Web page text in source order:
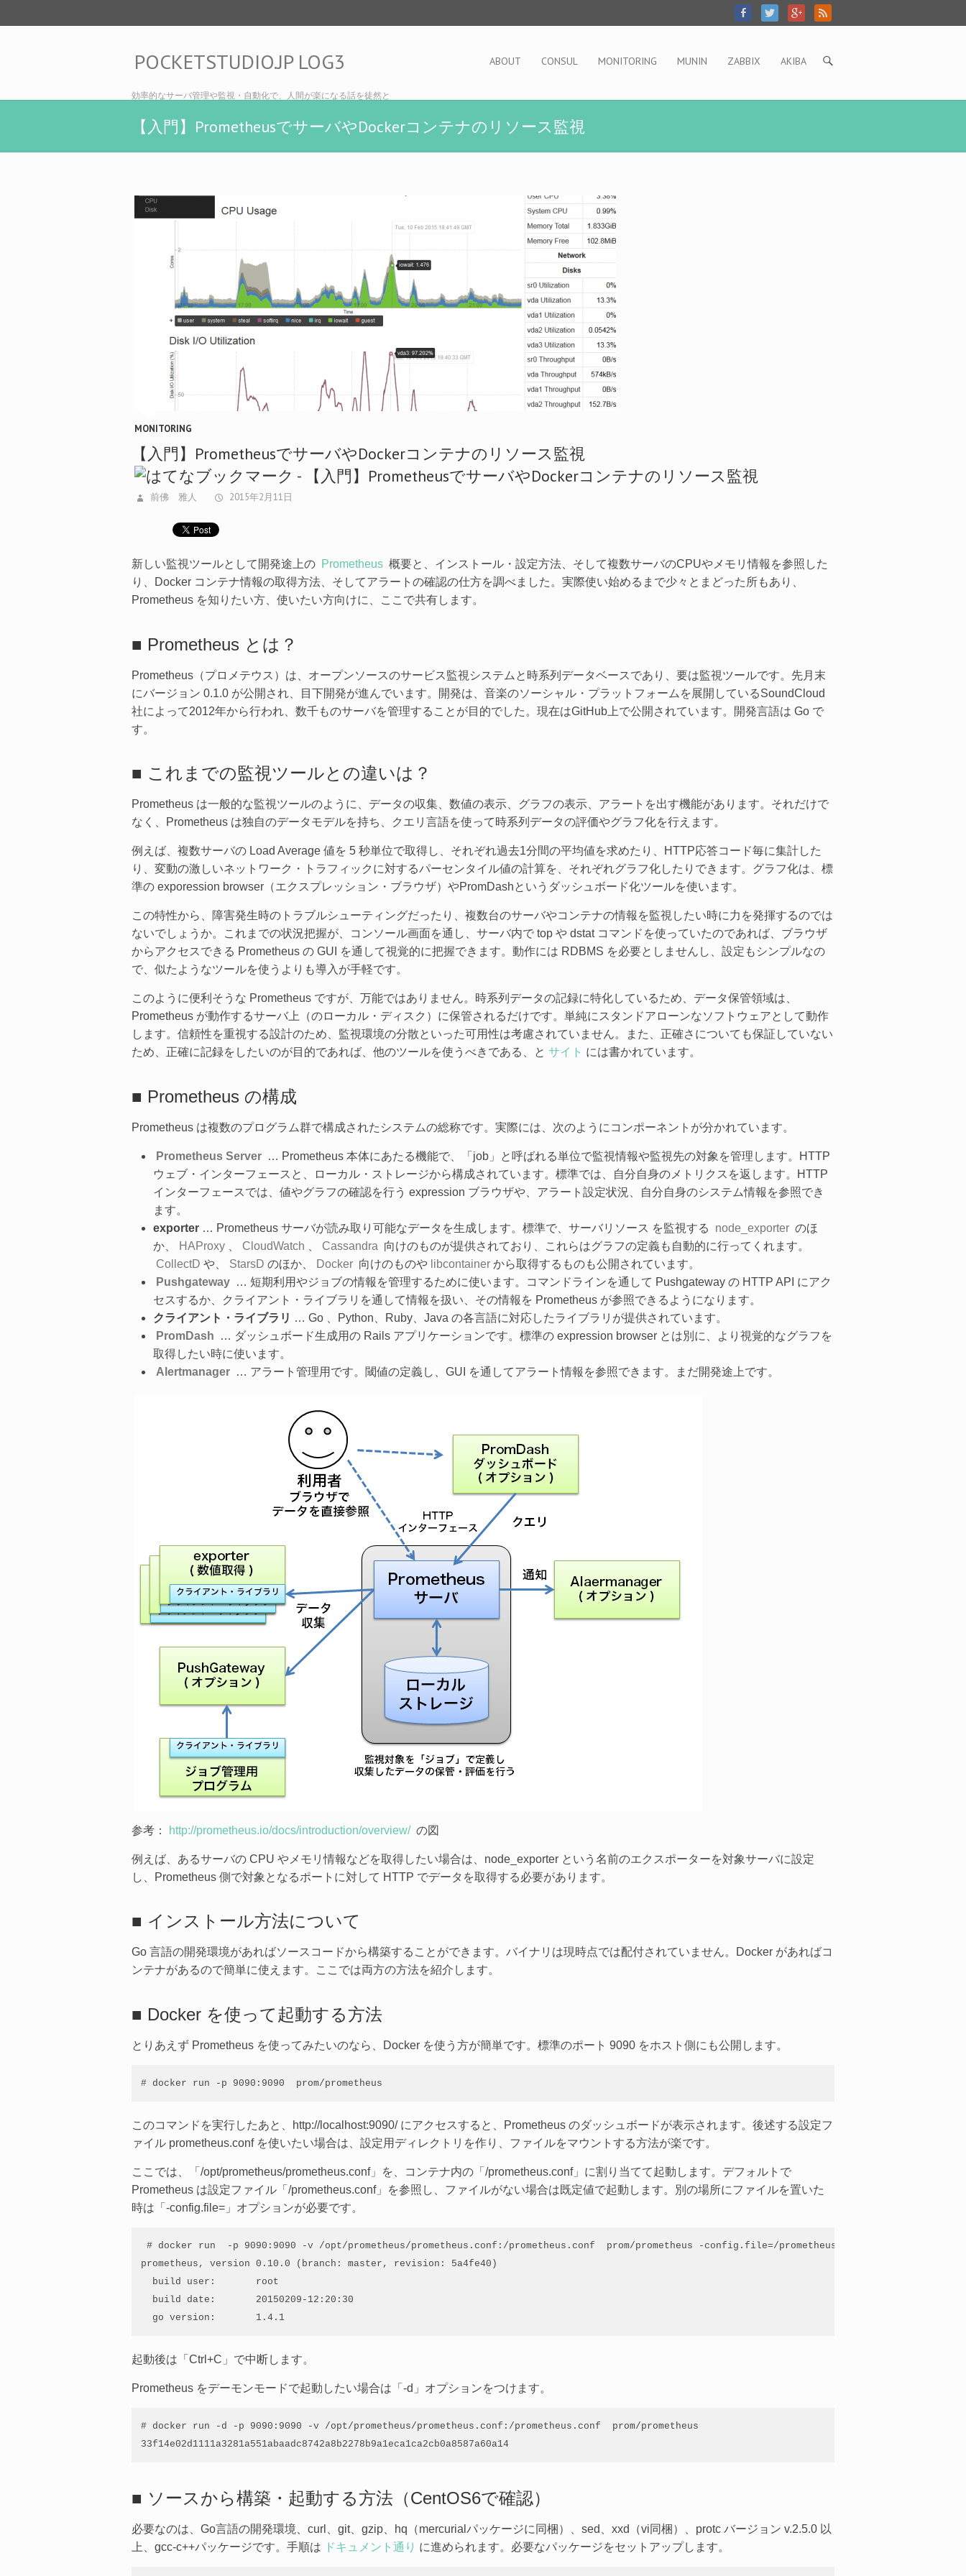
POCKETSTUDIO.JP LOG3
効率的なサーバ管理や監視・自動化で、人間が楽になる話を徒然と
ABOUT CONSUL MONITORING MUNIN ZABBIX AKIBA
【入門】PrometheusでサーバやDockerコンテナのリソース監視
MONITORING
【入門】PrometheusでサーバやDockerコンテナのリソース監視
前佛 雅人 2015年2月11日
新しい監視ツールとして開発途上の Prometheus 概要と、インストール・設定方法、そして複数サーバのCPUやメモリ情報を参照した
り、Docker コンテナ情報の取得方法、そしてアラートの確認の仕方を調べました。実際使い始めるまで少々とまどった所もあり、
Prometheus を知りたい方、使いたい方向けに、ここで共有します。
■ Prometheus とは？
Prometheus（プロメテウス）は、オープンソースのサービス監視システムと時系列データベースであり、要は監視ツールです。先月末
にバージョン 0.1.0 が公開され、目下開発が進んでいます。開発は、音楽のソーシャル・プラットフォームを展開しているSoundCloud
社によって2012年から行われ、数千ものサーバを管理することが目的でした。現在はGitHub上で公開されています。開発言語は Go で
す。
■ これまでの監視ツールとの違いは？
Prometheus は一般的な監視ツールのように、データの収集、数値の表示、グラフの表示、アラートを出す機能があります。それだけで
なく、Prometheus は独自のデータモデルを持ち、クエリ言語を使って時系列データの評価やグラフ化を行えます。
例えば、複数サーバの Load Average 値を 5 秒単位で取得し、それぞれ過去1分間の平均値を求めたり、HTTP応答コード毎に集計した
り、変動の激しいネットワーク・トラフィックに対するパーセンタイル値の計算を、それぞれグラフ化したりできます。グラフ化は、標
準の exporession browser（エクスプレッション・ブラウザ）やPromDashというダッシュボード化ツールを使います。
この特性から、障害発生時のトラブルシューティングだったり、複数台のサーバやコンテナの情報を監視したい時に力を発揮するのでは
ないでしょうか。これまでの状況把握が、コンソール画面を通し、サーバ内で top や dstat コマンドを使っていたのであれば、ブラウザ
からアクセスできる Prometheus の GUI を通して視覚的に把握できます。動作には RDBMS を必要としませんし、設定もシンプルなの
で、似たようなツールを使うよりも導入が手軽です。
このように便利そうな Prometheus ですが、万能ではありません。時系列データの記録に特化しているため、データ保管領域は、
Prometheus が動作するサーバ上（のローカル・ディスク）に保管されるだけです。単純にスタンドアローンなソフトウェアとして動作
します。信頼性を重視する設計のため、監視環境の分散といった可用性は考慮されていません。また、正確さについても保証していない
ため、正確に記録をしたいのが目的であれば、他のツールを使うべきである、と サイト には書かれています。
■ Prometheus の構成
Prometheus は複数のプログラム群で構成されたシステムの総称です。実際には、次のようにコンポーネントが分かれています。
Prometheus Server … Prometheus 本体にあたる機能で、「job」と呼ばれる単位で監視情報や監視先の対象を管理します。HTTP
ウェブ・インターフェースと、ローカル・ストレージから構成されています。標準では、自分自身のメトリクスを返します。HTTP
インターフェースでは、値やグラフの確認を行う expression ブラウザや、アラート設定状況、自分自身のシステム情報を参照でき
ます。
exporter … Prometheus サーバが読み取り可能なデータを生成します。標準で、サーバリソース を監視する node_exporter のほ
か、
HAProxy CloudWatch Cassandra 向けのものが提供されており、これらはグラフの定義も自動的に行ってくれます。
CollectD や、 StarsD のほか、 Docker 向けのものや libcontainer から取得するものも公開されています。
Pushgateway … 短期利用やジョブの情報を管理するために使います。コマンドラインを通して Pushgateway の HTTP API にアク
セスするか、クライアント・ライブラリを通して情報を扱い、その情報を Prometheus が参照できるようになります。
クライアント・ライブラリ … Go 、Python、Ruby、Java の各言語に対応したライブラリが提供されています。
PromDash
… ダッシュボード生成用の Rails アプリケーションです。標準の expression browser とは別に、より視覚的なグラフを
取得したい時に使います。
Alertmanager … アラート管理用です。閾値の定義し、GUI を通してアラート情報を参照できます。まだ開発途上です。
参考： http://prometheus.io/docs/introduction/overview/ の図
例えば、あるサーバの CPU やメモリ情報などを取得したい場合は、node_exporter という名前のエクスポーターを対象サーバに設定
し、Prometheus 側で対象となるポートに対して HTTP でデータを取得する必要があります。
■ インストール方法について
Go 言語の開発環境があればソースコードから構築することができます。バイナリは現時点では配付されていません。Docker があればコ
ンテナがあるので簡単に使えます。ここでは両方の方法を紹介します。
■ Docker を使って起動する方法
とりあえず Prometheus を使ってみたいのなら、Docker を使う方が簡単です。標準のポート 9090 をホスト側にも公開します。
# docker run -p 9090:9090  prom/prometheus
このコマンドを実行したあと、http://localhost:9090/ にアクセスすると、Prometheus のダッシュボードが表示されます。後述する設定フ
ァイル prometheus.conf を使いたい場合は、設定用ディレクトリを作り、ファイルをマウントする方法が楽です。
ここでは、「/opt/prometheus/prometheus.conf」を、コンテナ内の「/prometheus.conf」に割り当てて起動します。デフォルトで
Prometheus は設定ファイル「/prometheus.conf」を参照し、ファイルがない場合は既定値で起動します。別の場所にファイルを置いた
時は「-config.file=」オプションが必要です。
# docker run  -p 9090:9090 -v /opt/prometheus/prometheus.conf:/prometheus.conf  prom/prometheus -config.file=/prometheus.conf
prometheus, version 0.10.0 (branch: master, revision: 5a4fe40)
build user:       root
build date:       20150209-12:20:30
go version:       1.4.1
起動後は「Ctrl+C」で中断します。
Prometheus をデーモンモードで起動したい場合は「-d」オプションをつけます。
# docker run -d -p 9090:9090 -v /opt/prometheus/prometheus.conf:/prometheus.conf  prom/prometheus
33f14e02d1111a3281a551abaadc8742a8b2278b9a1eca1ca2cb0a8587a60a14
■ ソースから構築・起動する方法（CentOS6で確認）
必要なのは、Go言語の開発環境、curl、git、gzip、hq（mercurialパッケージに同梱）、sed、xxd（vi同梱）、protc バージョン v.2.5.0 以
上、gcc-c++パッケージです。手順は
ドキュメント通り に進められます。必要なパッケージをセットアップします。